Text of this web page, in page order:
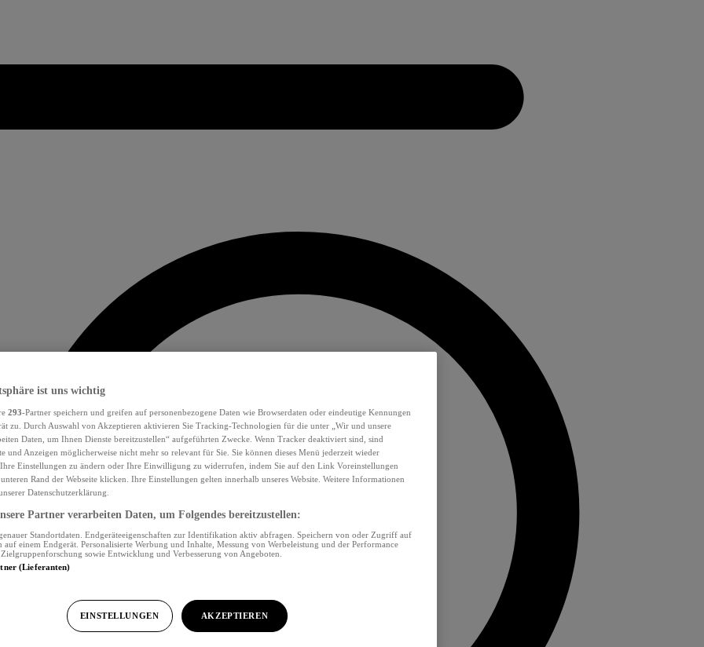
ist uns wichtig
293-Partner speichern und greifen auf personenbezogene Daten wie Browserdaten oder eindeutige Kennungen
zu. Durch Auswahl von Akzeptieren aktivieren Sie Tracking-Technologien für die unter „Wir und unsere
Daten, um Ihnen Dienste bereitzustellen“ aufgeführten Zwecke. Wenn Tracker deaktiviert sind, sind
und Anzeigen möglicherweise nicht mehr so relevant für Sie. Sie können dieses Menü jederzeit wieder
Einstellungen zu ändern oder Ihre Einwilligung zu widerrufen, indem Sie auf den Link Voreinstellungen
Rand der Webseite klicken. Ihre Einstellungen gelten innerhalb unseres Website. Weitere Informationen
Datenschutzerklärung.
Partner verarbeiten Daten, um Folgendes bereitzustellen:
Standortdaten. Endgeräteeigenschaften zur Identifikation aktiv abfragen. Speichern von oder Zugriff auf
einem Endgerät. Personalisierte Werbung und Inhalte, Messung von Werbeleistung und der Performance
sowie Entwicklung und Verbesserung von Angeboten.
(Lieferanten)
EINSTELLUNGEN AKZEPTIEREN